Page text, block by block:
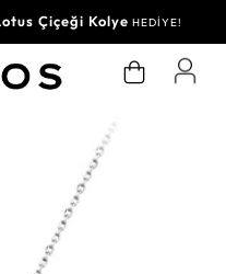
Çiçeği Kolye HEDİYE!